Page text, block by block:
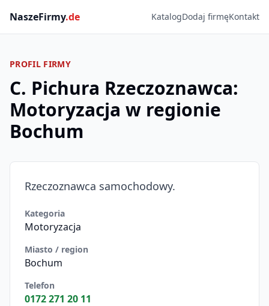
NaszeFirmy.de KatalogDodaj firmęKontakt
PROFIL FIRMY
C. Pichura Rzeczoznawca:
Motoryzacja w regionie
Bochum
Rzeczoznawca samochodowy.
Kategoria
Motoryzacja
Miasto / region
Bochum
Telefon
0172 271 20 11